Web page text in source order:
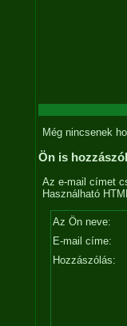
Még nincsenek
Ön is
Az e-mail címet
Használható
Az Ön neve:
E-mail címe:
Hozzászólás: